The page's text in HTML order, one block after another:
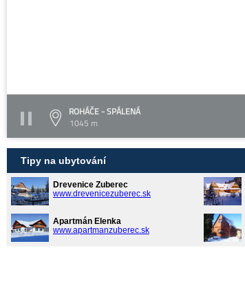
ROHÁČE - SPÁLENÁ
1045 m
Tipy na ubytování
Drevenice Zuberec
www.drevenicezuberec.sk
Apartmán Elenka
www.apartmanzuberec.sk